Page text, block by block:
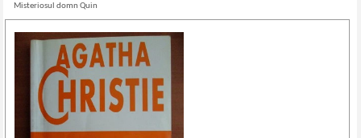
Misteriosul domn Quin